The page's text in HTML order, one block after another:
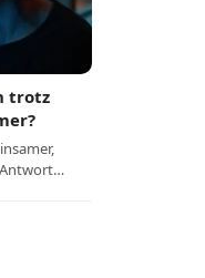
trotz
Antwort…